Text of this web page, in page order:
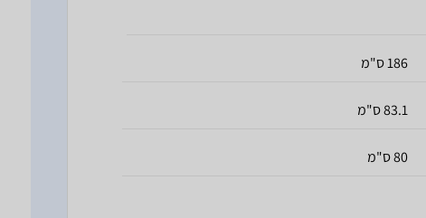
186 ס"מ
83.1 ס"מ
80 ס"מ